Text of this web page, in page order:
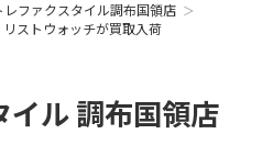
レファクスタイル調布国領店
ストウォッチが買取入荷
イル調布国領店